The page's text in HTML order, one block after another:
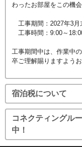
わったお部屋をこの機
工事期間：2027年3月
工事時間：9:00～
工事期間中は、作業中
卒ご理解賜りますよう
宿泊税について
コネクティングル
中！